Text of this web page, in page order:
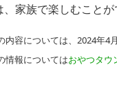
、家族で楽しむこと
容については、2024年4
情報についてはおやつタウ